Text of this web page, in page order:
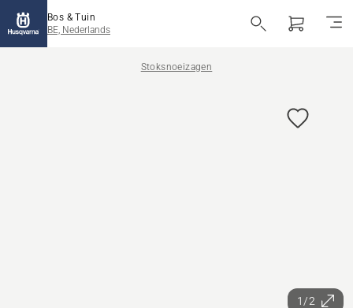
Bos & Tuin
BE, Nederlands
Stoksnoeizagen
1/2